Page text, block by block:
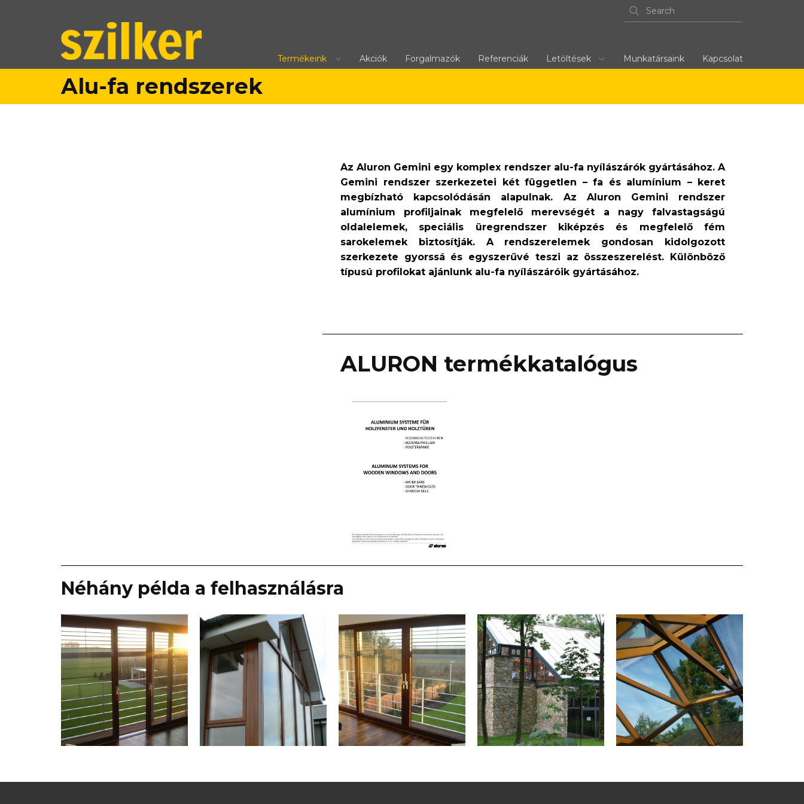
Termékeink Akciók Forgalmazók Referenciák Letöltések Munkatársaink Kapcsolat
Alu-fa rendszerek
AzAluron Gemini egy komplex rendszer alu-fa nyílászárók gyártásához. A
Gemini rendszer szerkezetei két független – fa és alumínium – keret
megbízható kapcsolódásán alapulnak. Az Aluron Gemini rendszer
alumínium profiljainak megfelelő merevségét a nagy falvastagságú
oldalelemek, speciális üregrendszer kiképzés és megfelelő fém
sarokelemek biztosítják. A rendszerelemek gondosan kidolgozott
szerkezete gyorssá és egyszerűvé teszi az összeszerelést. Különböző
típusú profilokat ajánlunk alu-fa nyílászáróik gyártásához.
ALURON termékkatalógus
Néhány példa a felhasználásra